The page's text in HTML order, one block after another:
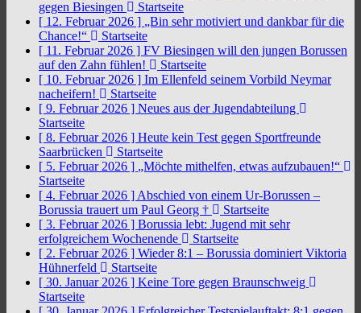
gegen Biesingen
Startseite
[ 12. Februar 2026 ] „Bin sehr motiviert und dankbar für die
Chance!“
Startseite
[ 11. Februar 2026 ] FV Biesingen will den jungen Borussen
auf den Zahn fühlen!
Startseite
[ 10. Februar 2026 ] Im Ellenfeld seinem Vorbild Neymar
nacheifern!
Startseite
[ 9. Februar 2026 ] Neues aus der Jugendabteilung
Startseite
[ 8. Februar 2026 ] Heute kein Test gegen Sportfreunde
Saarbrücken
Startseite
[ 5. Februar 2026 ] „Möchte mithelfen, etwas aufzubauen!“
Startseite
[ 4. Februar 2026 ] Abschied von einem Ur-Borussen –
Borussia trauert um Paul Georg †
Startseite
[ 3. Februar 2026 ] Borussia lebt: Jugend mit sehr
erfolgreichem Wochenende
Startseite
[ 2. Februar 2026 ] Wieder 8:1 – Borussia dominiert Viktoria
Hühnerfeld
Startseite
[ 30. Januar 2026 ] Keine Tore gegen Braunschweig
Startseite